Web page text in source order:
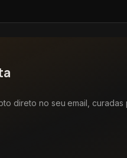
direto no seu email, curadas